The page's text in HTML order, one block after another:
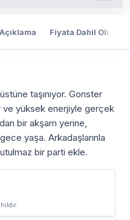
Açıklama Fiyata Dahil Olanlar
taşınıyor. Gonster
ve yüksek enerjiyle gerçek
bir akşam yerine,
yaşa. Arkadaşlarınla
bir parti ekle.